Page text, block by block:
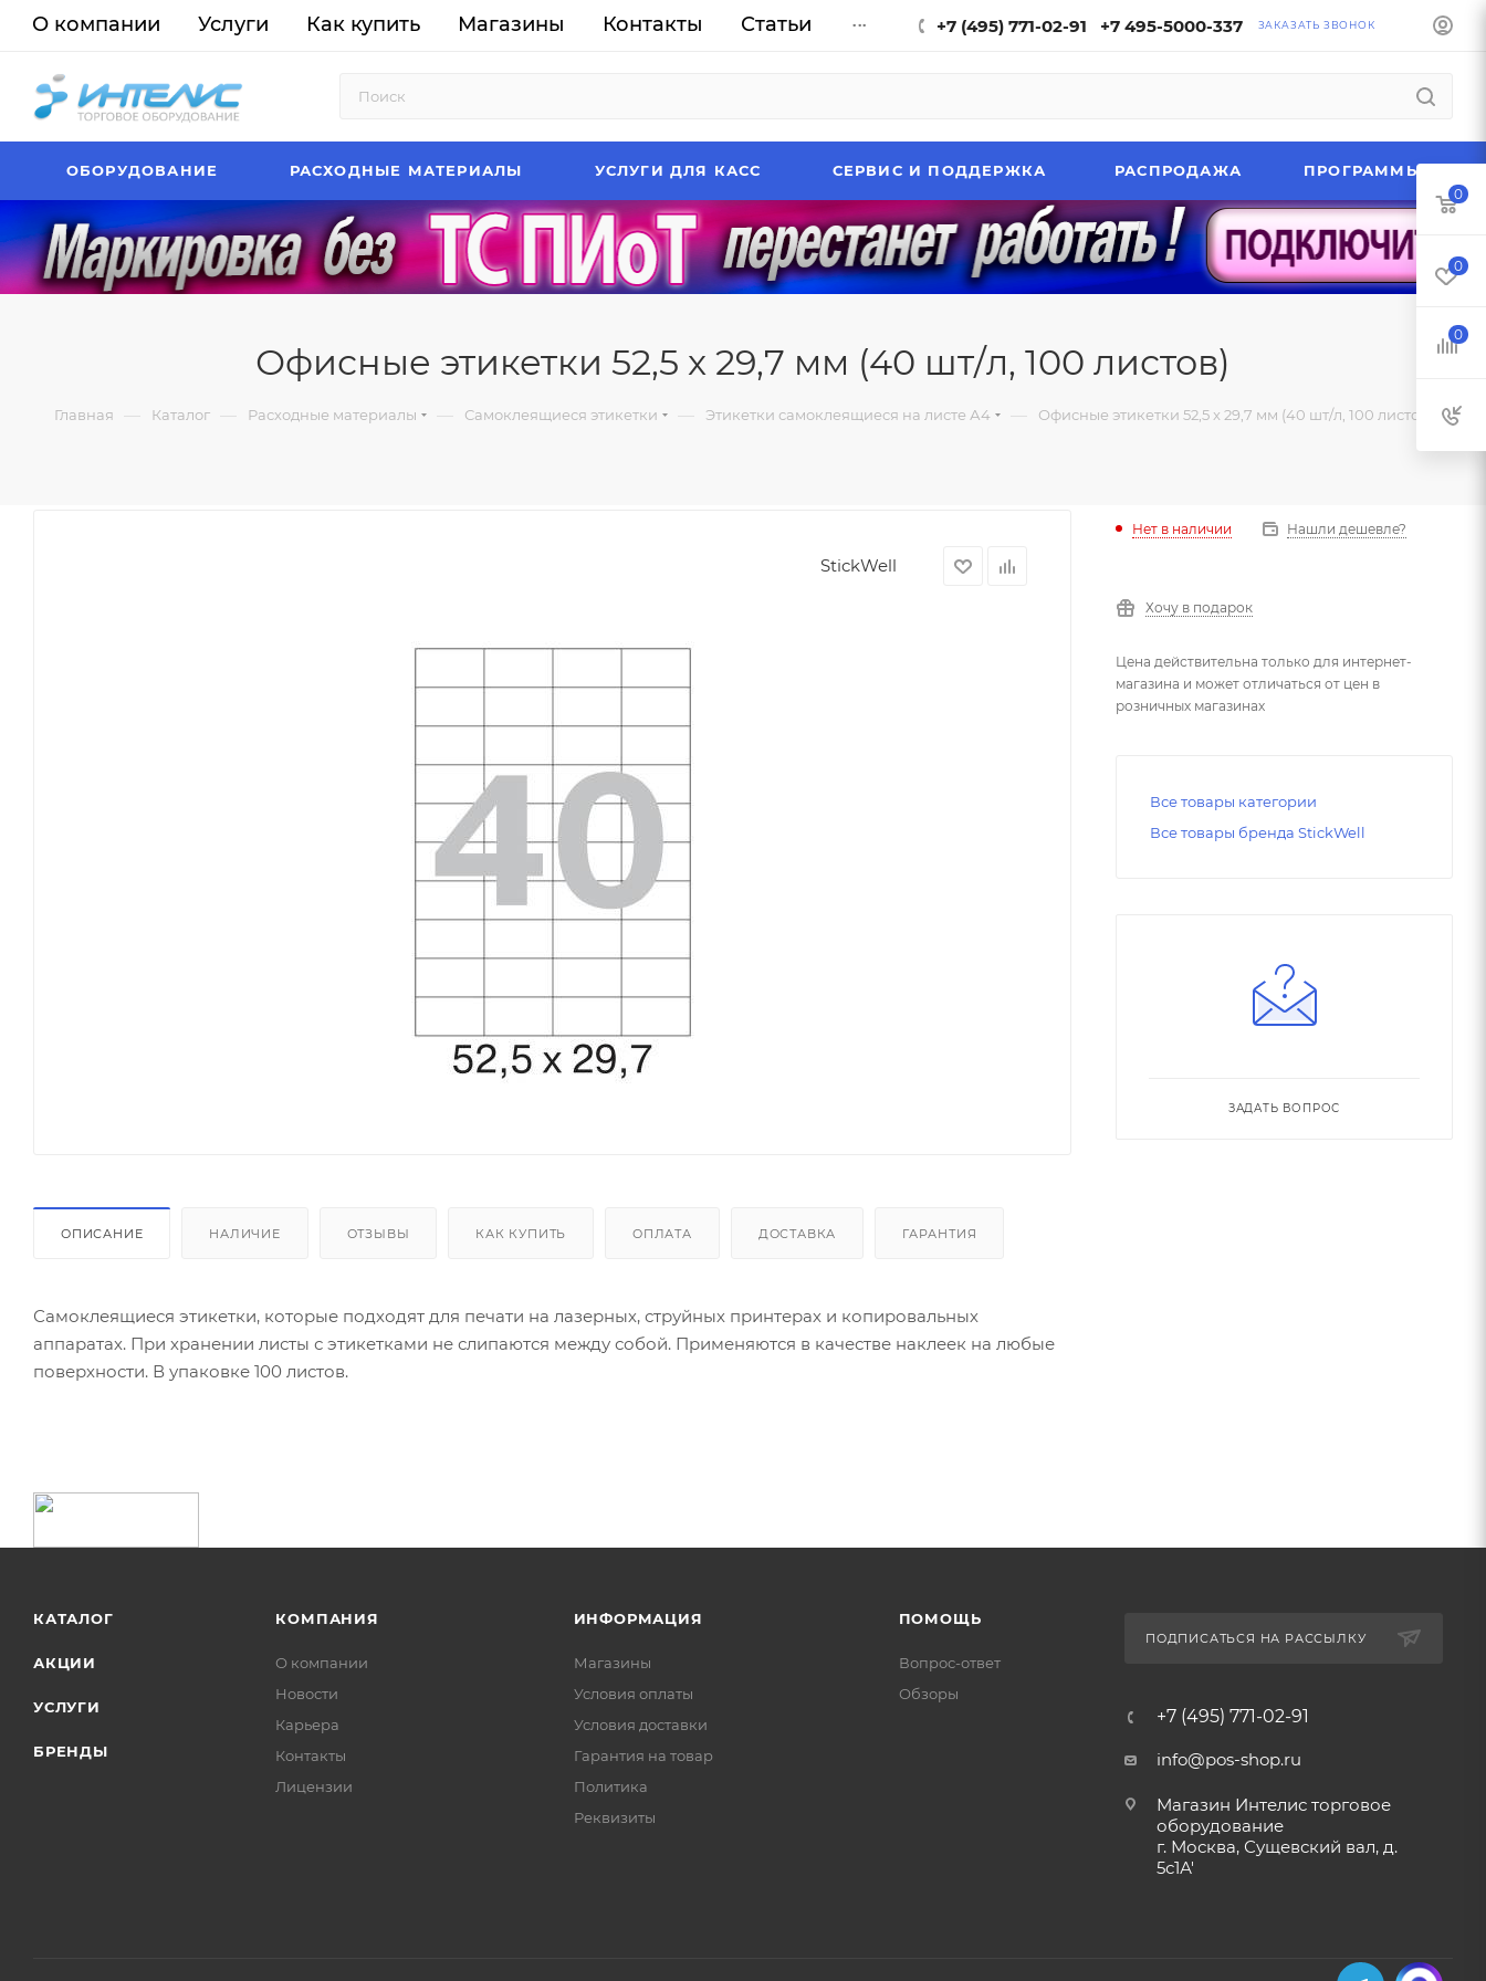
О компании Услуги Как купить Магазины Контакты Статьи ... +7 (495) 771-02-91 +7 495-5000-337 ЗАКАЗАТЬ ЗВОНОК
ОБОРУДОВАНИЕ РАСХОДНЫЕ МАТЕРИАЛЫ УСЛУГИ ДЛЯ КАСС СЕРВИС И ПОДДЕРЖКА РАСПРОДАЖА ПРОГРАММЫ
Офисные этикетки 52,5 x 29,7 мм (40 шт/л, 100 листов)
Главная — Каталог — Расходные материалы — Самоклеящиеся этикетки — Этикетки самоклеящиеся на листе А4 — Офисные этикетки 52,5 x 29,7 мм (40 шт/л, 100 листов)
StickWell
ОПИСАНИЕ НАЛИЧИЕ ОТЗЫВЫ КАК КУПИТЬ ОПЛАТА ДОСТАВКА ГАРАНТИЯ
Самоклеящиеся этикетки, которые подходят для печати на лазерных, струйных принтерах и копировальных
аппаратах. При хранении листы с этикетками не слипаются между собой. Применяются в качестве наклеек на любые
поверхности. В упаковке 100 листов.
Нет в наличии Нашли дешевле?
Хочу в подарок
Цена действительна только для интернет-
магазина и может отличаться от цен в
розничных магазинах
Все товары категории
Все товары бренда StickWell
ЗАДАТЬ ВОПРОС
КАТАЛОГ
АКЦИИ
УСЛУГИ
БРЕНДЫ
КОМПАНИЯ
О компании
Новости
Карьера
Контакты
Лицензии
ИНФОРМАЦИЯ
Магазины
Условия оплаты
Условия доставки
Гарантия на товар
Политика
Реквизиты
ПОМОЩЬ
Вопрос-ответ
Обзоры
ПОДПИСАТЬСЯ НА РАССЫЛКУ
+7 (495) 771-02-91
info@pos-shop.ru
Магазин Интелис торговое
оборудование
г. Москва, Сущевский вал, д.
5с1А'
0
0
0